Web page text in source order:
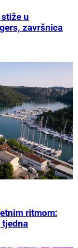
u
završnica
ritmom:
tjedna